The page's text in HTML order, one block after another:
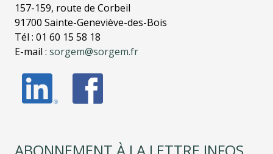
157-159, route de Corbeil
91700 Sainte-Geneviève-des-Bois
Tél : 01 60 15 58 18
E-mail : sorgem@sorgem.fr
ABONNEMENT À LA LETTRE INFOS